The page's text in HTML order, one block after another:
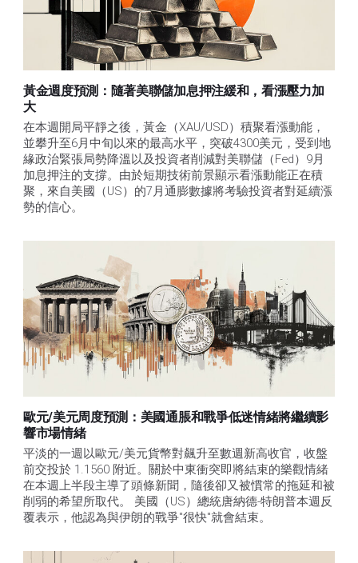
黃金週度預測：隨著美聯儲加息押注緩和，看漲壓力加
大
在本週開局平靜之後，黃金（XAU/USD）積聚看漲動能，
並攀升至6月中旬以來的最高水平，突破4300美元，受到地
緣政治緊張局勢降溫以及投資者削減對美聯儲（Fed）9月
加息押注的支撐。由於短期技術前景顯示看漲動能正在積
聚，來自美國（US）的7月通膨數據將考驗投資者對延續漲
勢的信心。
歐元/美元周度預測：美國通脹和戰爭低迷情緒將繼續影
響市場情緒
平淡的一週以歐元/美元貨幣對飆升至數週新高收官，收盤
前交投於 1.1560 附近。關於中東衝突即將結束的樂觀情緒
在本週上半段主導了頭條新聞，隨後卻又被慣常的拖延和被
削弱的希望所取代。 美國（US）總統唐納德-特朗普本週反
覆表示，他認為與伊朗的戰爭"很快"就會結束。